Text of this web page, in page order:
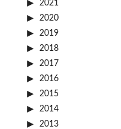
2021
2020
2019
2018
2017
2016
2015
2014
2013